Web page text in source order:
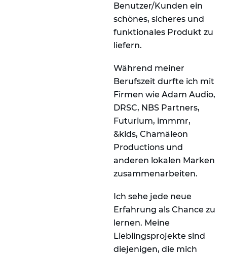
Benutzer/Kunden ein
schönes, sicheres und
funktionales Produkt zu
liefern.
Während meiner
Berufszeit durfte ich mit
Firmen wie Adam Audio,
DRSC, NBS Partners,
Futurium, immmr,
&kids, Chamäleon
Productions und
anderen lokalen Marken
zusammenarbeiten.
Ich sehe jede neue
Erfahrung als Chance zu
lernen. Meine
Lieblingsprojekte sind
diejenigen, die mich